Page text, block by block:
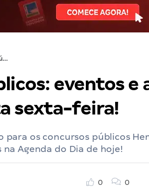
Concursos públicos: eventos e aulas gratuitas desta sexta-feira!
eventos e
sexta-feira!
os concursos públicos
Agenda do Dia de hoje!
0 0